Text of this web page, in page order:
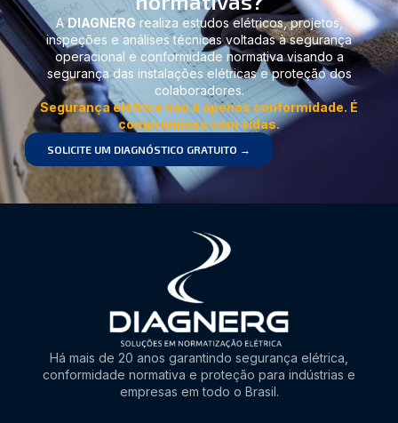
ADIAGNERG realiza estudos elétricos, projetos,
inspeções e análises técnicas voltadas à segurança
operacional e conformidade normativa visando a
segurança das instalações elétricas e proteção dos
colaboradores.
Segurança elétrica não é apenas conformidade. É
compromisso com vidas.
SOLICITE UM DIAGNÓSTICO GRATUITO →
Há mais de 20 anos garantindo segurança elétrica,
conformidade normativa e proteção para indústrias e
empresas em todo o Brasil.